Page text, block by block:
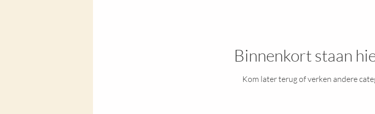
Binnenkort staan
Kom later terug of verken andere